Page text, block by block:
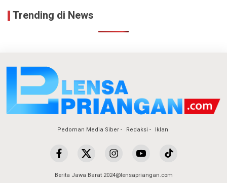
Trending di News
Pedoman Media Siber Redaksi Iklan
Berita Jawa Barat 2024@lensapriangan.com